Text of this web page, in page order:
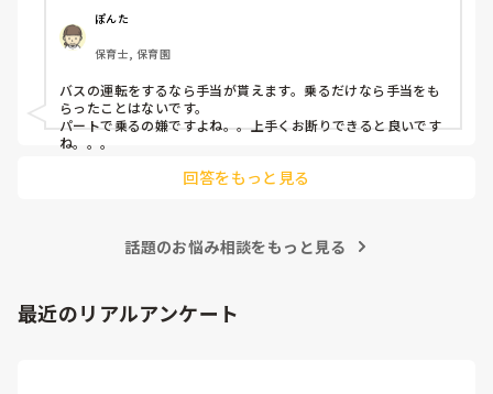
ぽんた
保育士, 保育園
バスの運転をするなら手当が貰えます。乗るだけなら手当をも
らったことはないです。
パートで乗るの嫌ですよね。。上手くお断りできると良いです
ね。。。
回答をもっと見る
話題のお悩み相談をもっと見る
最近のリアルアンケート